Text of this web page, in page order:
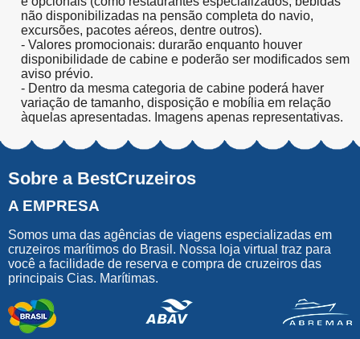
não disponibilizadas na pensão completa do navio,
excursões, pacotes aéreos, dentre outros).
- Valores promocionais: durarão enquanto houver
disponibilidade de cabine e poderão ser modificados sem
aviso prévio.
- Dentro da mesma categoria de cabine poderá haver
variação de tamanho, disposição e mobília em relação
àquelas apresentadas. Imagens apenas representativas.
Sobre a BestCruzeiros
A EMPRESA
Somos uma das agências de viagens especializadas em
cruzeiros marítimos do Brasil. Nossa loja virtual traz para
você a facilidade de reserva e compra de cruzeiros das
principais Cias. Marítimas.